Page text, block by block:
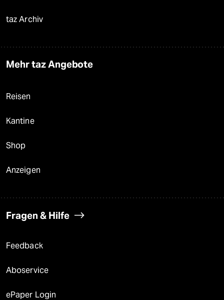
taz Archiv
Mehr taz Angebote
Reisen
Kantine
Shop
Anzeigen
Fragen & Hilfe
Feedback
Aboservice
ePaper Login